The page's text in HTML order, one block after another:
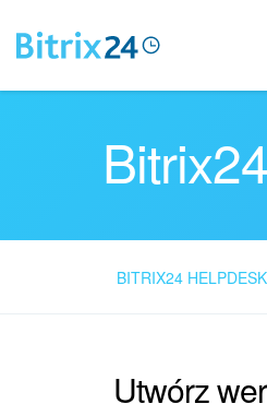
BITRIX24 HELPDESK
Utwórz